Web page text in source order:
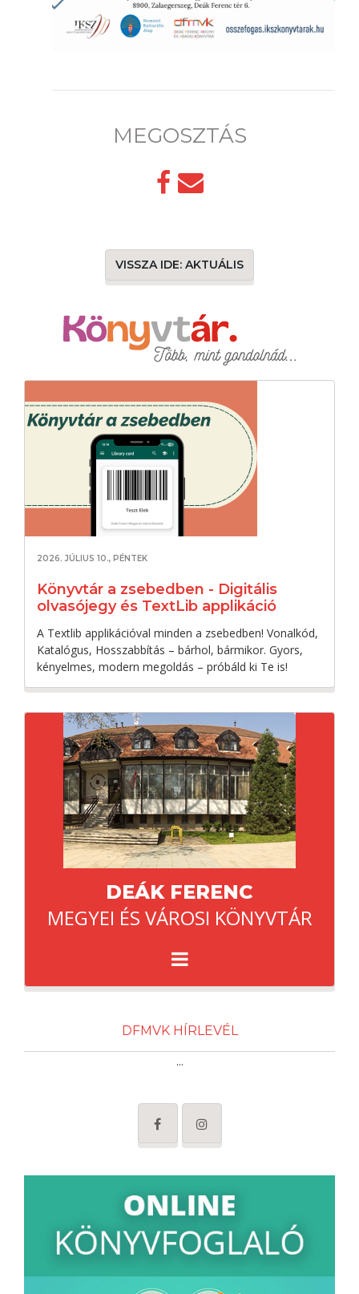
MEGOSZTÁS
VISSZA IDE: AKTUÁLIS
2026. JÚLIUS 10., PÉNTEK
Könyvtár a zsebedben - Digitális
olvasójegy és TextLib applikáció
A Textlib applikációval minden a zsebedben! Vonalkód,
Katalógus, Hosszabbítás – bárhol, bármikor. Gyors,
kényelmes, modern megoldás – próbáld ki Te is!
DEÁK FERENC
MEGYEI ÉS VÁROSI KÖNYVTÁR
DFMVK HÍRLEVÉL
...